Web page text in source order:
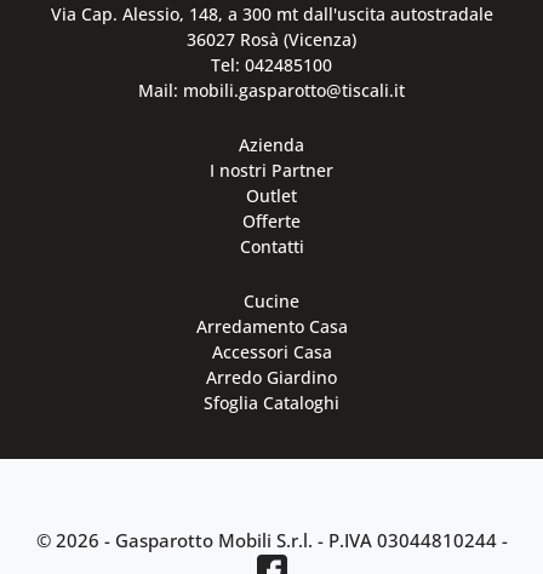
Via Cap. Alessio, 148, a 300 mt dall'uscita autostradale
36027 Rosà (Vicenza)
Tel: 042485100
Mail: mobili.gasparotto@tiscali.it
Azienda
I nostri Partner
Outlet
Offerte
Contatti
Cucine
Arredamento Casa
Accessori Casa
Arredo Giardino
Sfoglia Cataloghi
© 2026 - Gasparotto Mobili S.r.l. - P.IVA 03044810244-